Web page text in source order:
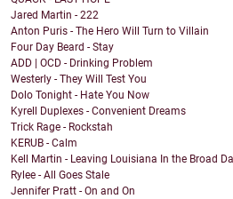
Jared Martin - 222
Anton Puris - The Hero Will Turn to Villain
Four Day Beard - Stay
ADD | OCD - Drinking Problem
Westerly - They Will Test You
Dolo Tonight - Hate You Now
Kyrell Duplexes - Convenient Dreams
Trick Rage - Rockstah
KERUB - Calm
Kell Martin - Leaving Louisiana In the Broad
Rylee - All Goes Stale
Jennifer Pratt - On and On